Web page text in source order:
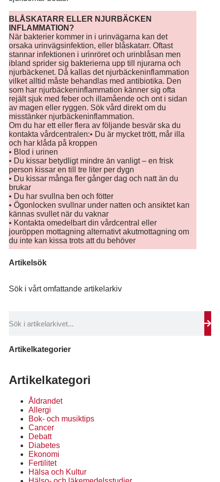
BLÅSKATARR ELLER NJURBÄCKEN
INFLAMMATION?
När bakterier kommer in i urinvägarna kan det
orsaka urinvägsinfektion, eller blåskatarr. Oftast
stannar infektionen i urinröret och urinblåsan men
ibland sprider sig bakterierna upp till njurarna och
njurbäckenet. Då kallas det njurbäckeninflammation
vilket alltid måste behandlas med antibiotika. Den
som har njurbäckeninflammation känner sig ofta
rejält sjuk med feber och illamående och ont i sidan
av magen eller ryggen. Sök vård direkt om du
misstänker njurbäckeninflammation.
Om du har ett eller flera av följande besvär ska du
kontakta vårdcentralen:• Du är mycket trött, mår illa
och har klåda på kroppen
• Blod i urinen
• Du kissar betydligt mindre än vanligt – en frisk
person kissar en till tre liter per dygn
• Du kissar många fler gånger dag och natt än du
brukar
• Du har svullna ben och fötter
• Ögonlocken svullnar under natten och ansiktet kan
kännas svullet när du vaknar
• Kontakta omedelbart din vårdcentral eller
jouröppen mottagning alternativt akutmottagning om
du inte kan kissa trots att du behöver
Artikelsök
Sök i vårt omfattande artikelarkiv
Artikelkategorier
Artikelkategori
Åldrandet
Allergi
Bok- och musiktips
Cancer
Debatt
Diabetes
Ekonomi
Fertilitet
Hälsa och Kultur